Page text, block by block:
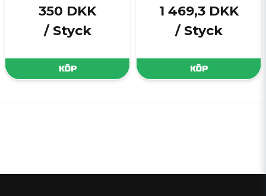
350 DKK
/ Styck
KÖP
1 469,3 DKK
/ Styck
KÖP